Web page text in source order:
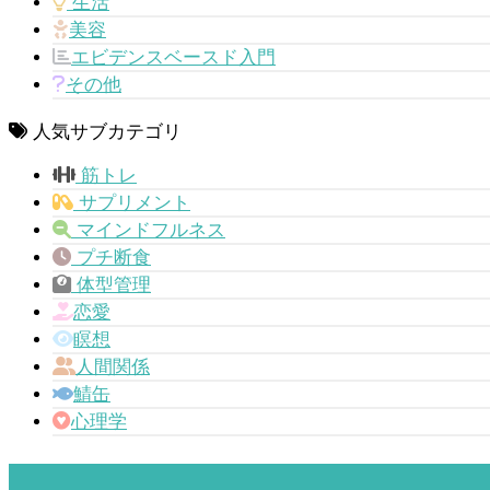
美容
エビデンスベースド入門
その他
人気サブカテゴリ
筋トレ
サプリメント
マインドフルネス
プチ断食
体型管理
恋愛
瞑想
人間関係
鯖缶
心理学